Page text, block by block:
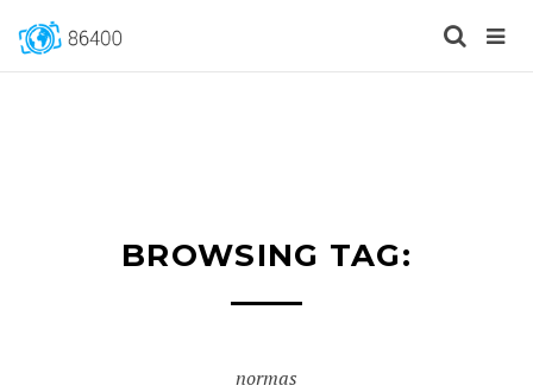
BROWSING TAG:
normas